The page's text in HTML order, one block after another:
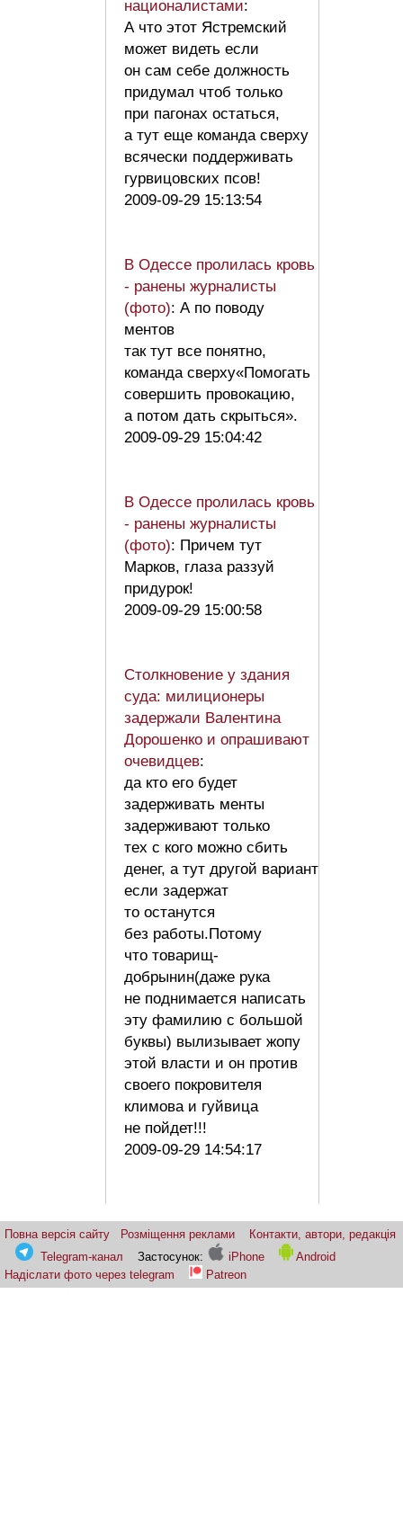
националистами:
А что этот Ястремский
может видеть если
он сам себе должность
придумал чтоб только
при пагонах остаться,
а тут еще команда сверху
всячески поддерживать
гурвицовских псов!
2009-09-29 15:13:54
В Одессе пролилась кровь
- ранены журналисты
(фото): А по поводу
ментов
так тут все понятно,
команда сверху«Помогать
совершить провокацию,
а потом дать скрыться».
2009-09-29 15:04:42
В Одессе пролилась кровь
- ранены журналисты
(фото): Причем тут
Марков, глаза раззуй
придурок!
2009-09-29 15:00:58
Столкновение у здания
суда: милиционеры
задержали Валентина
Дорошенко и опрашивают
очевидцев:
да кто его будет
задерживать менты
задерживают только
тех с кого можно сбить
денег, а тут другой вариант
если задержат
то останутся
без работы.Потому
что товарищ-
добрынин(даже рука
не поднимается написать
эту фамилию с большой
буквы) вылизывает жопу
этой власти и он против
своего покровителя
климова и гуйвица
не пойдет!!!
2009-09-29 14:54:17
Повна версія сайту Розміщення реклами
Контакти, автори, редакція
Telegram-канал
Застосунок: iPhone
Android
Надіслати фото через telegram
Patreon